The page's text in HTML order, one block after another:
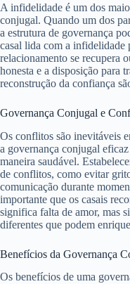
A infidelidade é um dos
conjugal. Quando um dos
a estrutura de governança
casal lida com a infidelidade
relacionamento se recupera
honesta e a disposição para
reconstrução da confiança
Governança Conjugal e
Os conflitos são inevitáveis
a governança conjugal
maneira saudável.
de conflitos, como evitar
comunicação durante
importante que os casais
significa falta de amor, mas
diferentes que podem
Benefícios da Governança
Os benefícios de uma